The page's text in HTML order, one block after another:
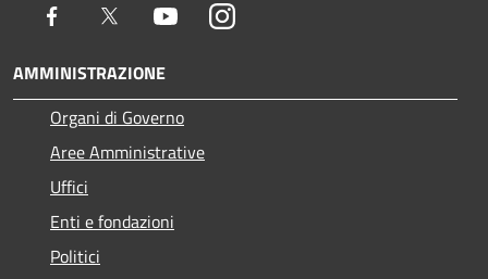
Facebook Twitter YoutubeInstagram
AMMINISTRAZIONE
Organi di Governo
Aree Amministrative
Uffici
Enti e fondazioni
Politici